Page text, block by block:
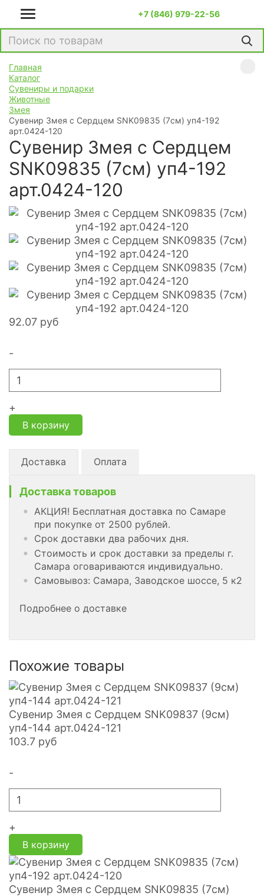
+7 (846) 979-22-56
Главная
Каталог
Сувениры и подарки
Животные
Змея
Сувенир Змея с Сердцем SNK09835 (7см) уп4-192
арт.0424-120
Сувенир Змея с Сердцем
SNK09835 (7см) уп4-192
арт.0424-120
92.07 руб
-
+
В корзину
Доставка Оплата
Доставка товаров
АКЦИЯ! Бесплатная доставка по Самаре
при покупке от 2500 рублей.
Срок доставки два рабочих дня.
Стоимость и срок доставки за пределы г.
Самара оговариваются индивидуально.
Самовывоз: Самара, Заводское шоссе, 5 к2
Подробнее о доставке
Похожие товары
Сувенир Змея с Сердцем SNK09837 (9см)
уп4-144 арт.0424-121
103.7 руб
-
+
В корзину
Сувенир Змея с Сердцем SNK09835 (7см)